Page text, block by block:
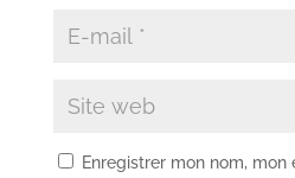
Enregistrer mon nom,